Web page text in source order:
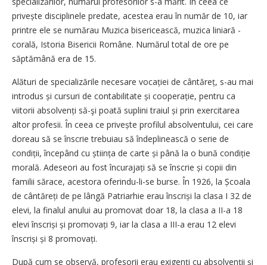
privește disciplinele predate, acestea erau în număr de 10, iar
printre ele se numărau Muzica bisericească, muzica liniară -
corală, Istoria Bisericii Române. Numărul total de ore pe
săptămână era de 15.
Alături de specializările necesare vocației de cântăreț, s-au mai
introdus și cursuri de contabilitate și cooperație, pentru ca
viitorii absolvenți să-şi poată suplini traiul și prin exercitarea
altor profesii. În ceea ce privește profilul absolventului, cei care
doreau să se înscrie trebuiau să îndeplinească o serie de
condiții, începând cu știința de carte și până la o bună condiție
morală. Adeseori au fost încurajați să se înscrie și copii din
familii sărace, acestora oferindu-li-se burse. În 1926, la Școala
de cântăreți de pe lângă Patriarhie erau înscriși la clasa I 32 de
elevi, la finalul anului au promovat doar 18, la clasa a II-a 18
elevi înscriși și promovați 9, iar la clasa a III-a erau 12 elevi
înscriși și 8 promovați.
După cum se observă, profesorii erau exi­genți cu absolvenții şi